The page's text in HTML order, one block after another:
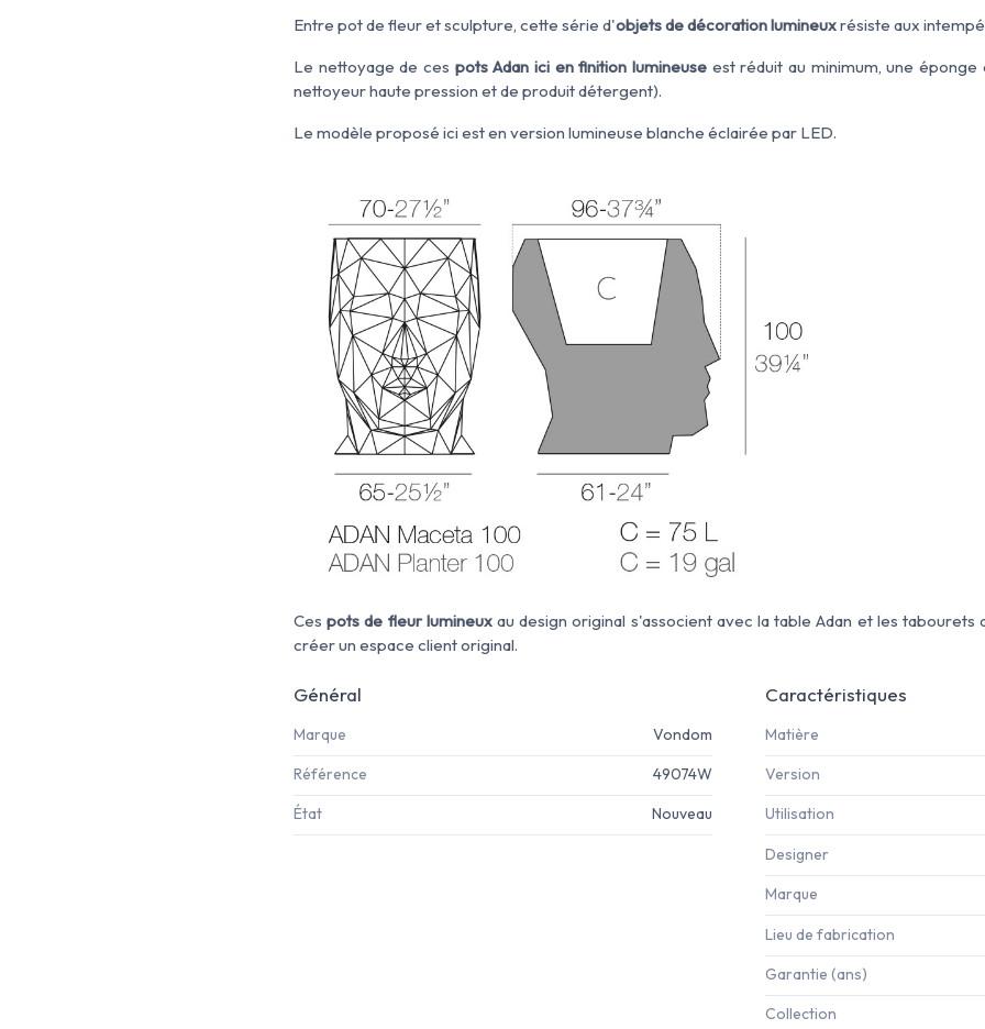
Entre pot de fleur et sculpture, cette série d'objets de décoration lumineuxrésiste aux
Le nettoyage de ces pots Adan ici en finition lumineuse est réduit au minimum, une
nettoyeur haute pression et de produit détergent).
Le modèle proposé ici est en version lumineuse blanche éclairée par LED.
Cespots de fleur lumineuxau design original s'associent avec la table Adan et les
créer un espace client original.
Général
Marque Vondom
Référence 49074W
État Nouveau
Caractéristiques
Matière
Version
Utilisation
Designer
Marque
Lieu de fabrication
Garantie (ans)
Collection